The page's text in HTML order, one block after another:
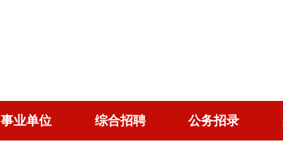
事业单位 综合招聘 公务招录